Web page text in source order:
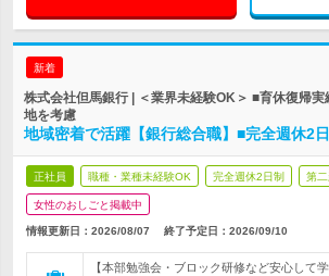
新着
株式会社但馬銀行 | ＜業界未経験OK＞ ■育休復帰
地を考慮
地域密着で活躍【銀行総合職】■完全週休2
正社員 職種・業種未経験OK 完全週休2日制 第
女性のおしごと掲載中
情報更新日：2026/08/07 終了予定日： 2026/09/10
【本部勉強会・ブロック研修など安心して